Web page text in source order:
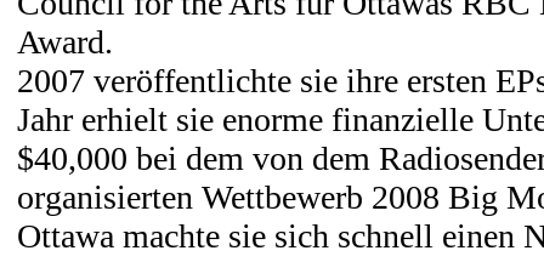
Award.
2007 veröffentlichte sie ihre ersten
Jahr erhielt sie enorme finanzielle
$40,000 bei dem von dem
organisierten Wettbewerb 2008 Big
Ottawa machte sie sich schnell einen